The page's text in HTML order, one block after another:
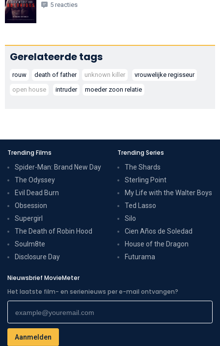
5 reacties
Gerelateerde tags
rouw death of father unknown killer
vrouwelijke regisseur
open house
intruder moeder zoon relatie
Trending Films
Spider-Man: Brand New Day
The Odyssey
Evil Dead Burn
Obsession
Supergirl
The Death of Robin Hood
Soulm8te
Disclosure Day
Trending Series
The Shards
Sterling Point
My Life with the Walter Boys
Ted Lasso
Silo
Cien Años de Soledad
House of the Dragon
Futurama
Nieuwsbrief MovieMeter
Het laatste film- en serienieuws per e-mail ontvangen?